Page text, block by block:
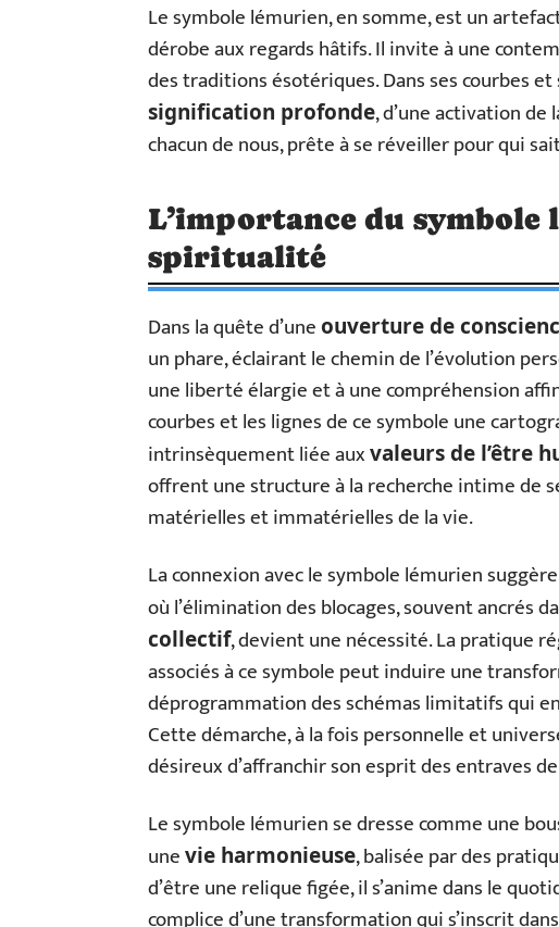
Le symbole lémurien, en somme, est un
dérobe aux regards hâtifs. Il invite à une
des traditions ésotériques. Dans ses courbes
signification profonde, d’une activation
chacun de nous, prête à se réveiller pour qui
L’importance du symbole
spiritualité
Dans la quête d’uneouverture de
un phare, éclairant le chemin de l’évolution
une liberté élargie et à une compréhension
courbes et les lignes de ce symbole une
intrinsèquement liée auxvaleurs de l’être
offrent une structure à la recherche intime de
matérielles et immatérielles de la vie.
La connexion avec le symbole lémurien
où l’élimination des blocages, souvent ancrés
collectif, devient une nécessité. La pratique
associés à ce symbole peut induire une
déprogrammation des schémas limitatifs qui
Cette démarche, à la fois personnelle et
désireux d’affranchir son esprit des entraves
Le symbole lémurien se dresse comme une
unevie harmonieuse, balisée par des
d’être une relique figée, il s’anime dans le
complice d’une transformation qui s’inscrit